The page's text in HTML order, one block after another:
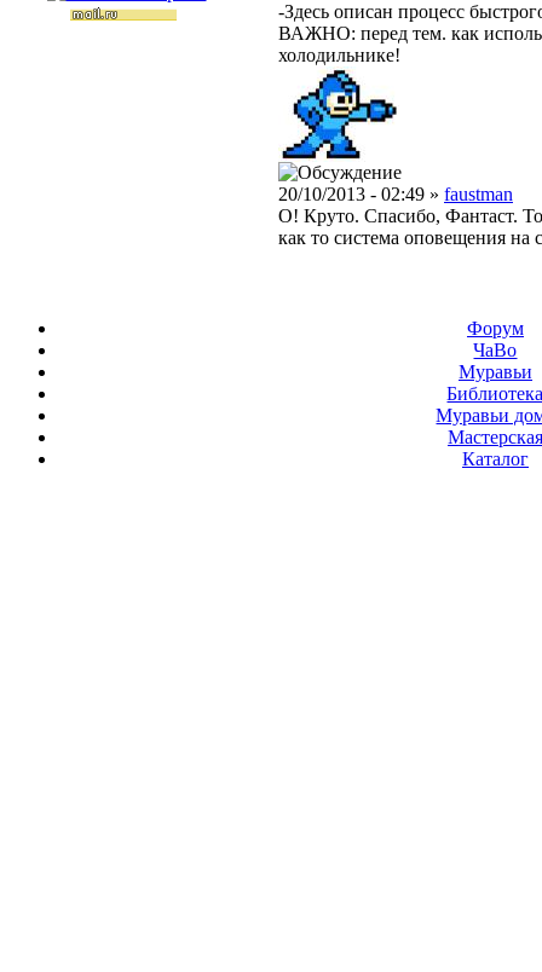
-Здесь описан процесс
ВАЖНО: перед тем. как
холодильнике!
20/10/2013 - 02:49 » faustman
О! Круто. Спасибо, Фантаст.
как то система оповещения на
Форум
ЧаВо
Муравьи
Муравьи
Мастерская
Каталог